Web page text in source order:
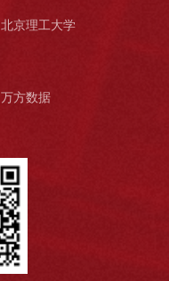
北京理工大学
万方数据